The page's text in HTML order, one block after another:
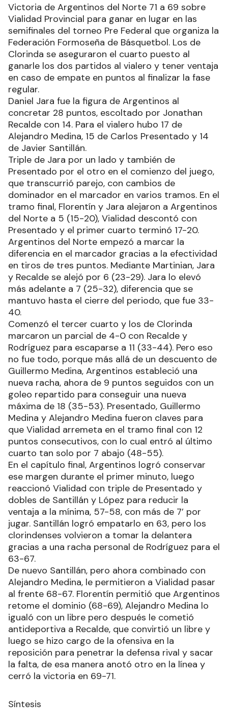
Victoria de Argentinos del Norte 71 a 69 sobre
Vialidad Provincial para ganar en lugar en las
semifinales del torneo Pre Federal que organiza la
Federación Formoseña de Básquetbol. Los de
Clorinda se aseguraron el cuarto puesto al
ganarle los dos partidos al vialero y tener ventaja
en caso de empate en puntos al finalizar la fase
regular.
Daniel Jara fue la figura de Argentinos al
concretar 28 puntos, escoltado por Jonathan
Recalde con 14. Para el vialero hubo 17 de
Alejandro Medina, 15 de Carlos Presentado y 14
de Javier Santillán.
Triple de Jara por un lado y también de
Presentado por el otro en el comienzo del juego,
que transcurrió parejo, con cambios de
dominador en el marcador en varios tramos. En el
tramo final, Florentín y Jara alejaron a Argentinos
del Norte a 5 (15-20), Vialidad descontó con
Presentado y el primer cuarto terminó 17-20.
Argentinos del Norte empezó a marcar la
diferencia en el marcador gracias a la efectividad
en tiros de tres puntos. Mediante Martinian, Jara
y Recalde se alejó por 6 (23-29). Jara lo elevó
más adelante a 7 (25-32), diferencia que se
mantuvo hasta el cierre del periodo, que fue 33-
40.
Comenzó el tercer cuarto y los de Clorinda
marcaron un parcial de 4-0 con Recalde y
Rodríguez para escaparse a 11 (33-44). Pero eso
no fue todo, porque más allá de un descuento de
Guillermo Medina, Argentinos estableció una
nueva racha, ahora de 9 puntos seguidos con un
goleo repartido para conseguir una nueva
máxima de 18 (35-53). Presentado, Guillermo
Medina y Alejandro Medina fueron claves para
que Vialidad arremeta en el tramo final con 12
puntos consecutivos, con lo cual entró al último
cuarto tan solo por 7 abajo (48-55).
En el capítulo final, Argentinos logró conservar
ese margen durante el primer minuto, luego
reaccionó Vialidad con triple de Presentado y
dobles de Santillán y López para reducir la
ventaja a la mínima, 57-58, con más de 7’ por
jugar. Santillán logró empatarlo en 63, pero los
clorindenses volvieron a tomar la delantera
gracias a una racha personal de Rodríguez para el
63-67.
De nuevo Santillán, pero ahora combinado con
Alejandro Medina, le permitieron a Vialidad pasar
al frente 68-67. Florentín permitió que Argentinos
retome el dominio (68-69), Alejandro Medina lo
igualó con un libre pero después le cometió
antideportiva a Recalde, que convirtió un libre y
luego se hizo cargo de la ofensiva en la
reposición para penetrar la defensa rival y sacar
la falta, de esa manera anotó otro en la línea y
cerró la victoria en 69-71.
Síntesis